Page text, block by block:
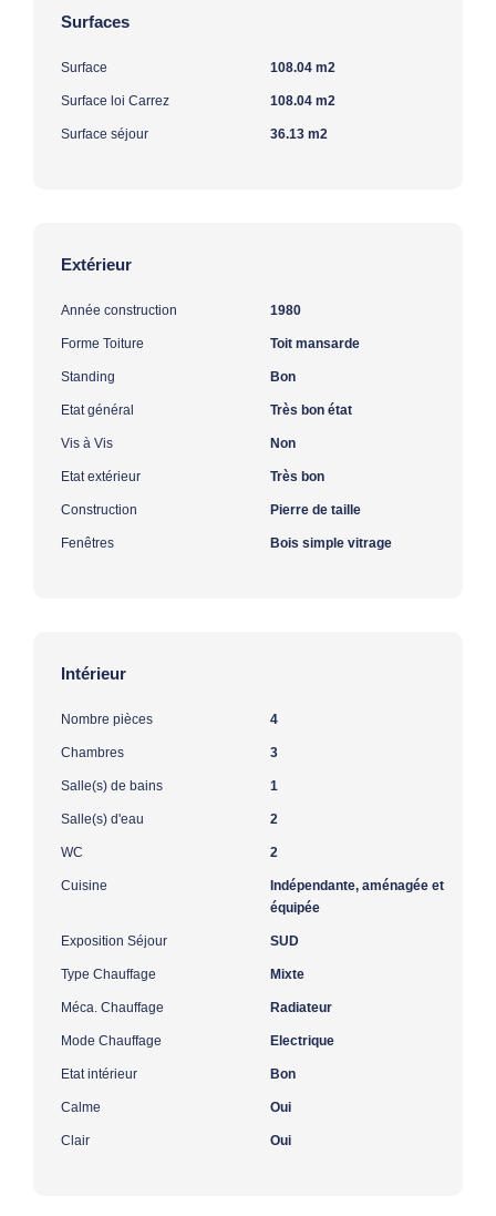
Surfaces
Surface 108.04 m2
Surface loi Carrez 108.04 m2
Surface séjour 36.13 m2
Extérieur
Année construction 1980
Forme Toiture Toit mansarde
Standing Bon
Etat général Très bon état
Vis à Vis Non
Etat extérieur Très bon
Construction Pierre de taille
Fenêtres Bois simple vitrage
Intérieur
Nombre pièces 4
Chambres 3
Salle(s) de bains 1
Salle(s) d'eau 2
WC 2
Cuisine
Indépendante, aménagée et
équipée
Exposition Séjour SUD
Type Chauffage Mixte
Méca. Chauffage Radiateur
Mode Chauffage Electrique
Etat intérieur Bon
Calme Oui
Clair Oui